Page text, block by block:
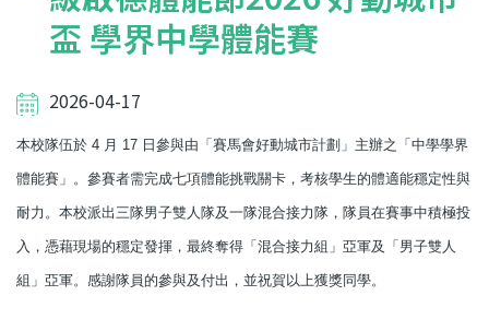
盃 學界中學體能賽
2026-04-17
本校隊伍於 4 月 17 日參與由「賽馬會好動城市計劃」主辦之「中學學界
體能賽」。參賽者需完成七項體能挑戰關卡，考核學生的體適能穩定性與
耐力。本校派出三隊男子雙人隊及一隊混合接力隊，隊員在賽事中積極投
入，憑藉現場的穩定發揮，最終奪得「混合接力組」亞軍及「男子雙人
組」亞軍。感謝隊員的參與及付出，並祝賀以上獲獎同學。